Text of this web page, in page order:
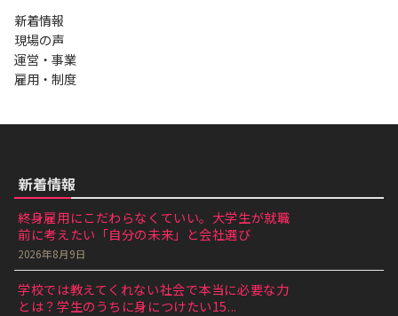
新着情報
現場の声
運営・事業
雇用・制度
新着情報
終身雇用にこだわらなくていい。大学生が就職
前に考えたい「自分の未来」と会社選び
2026年8月9日
学校では教えてくれない社会で本当に必要な力
とは？学生のうちに身につけたい15...